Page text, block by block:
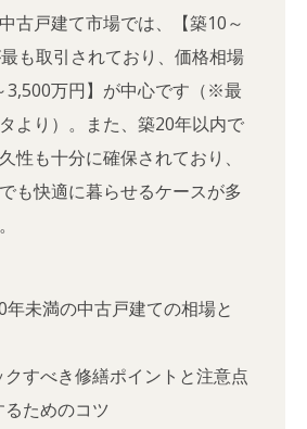
古戸建て市場では、【築10～
も取引されており、価格相場
3,500万円】が中心です（※最
より）。また、築20年以内で
性も十分に確保されており、
も快適に暮らせるケースが多
年未満の中古戸建ての相場と
すべき修繕ポイントと注意点
ためのコツ